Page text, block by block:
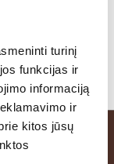
turinį
funkcijas ir
informaciją
ir
kitos jūsų